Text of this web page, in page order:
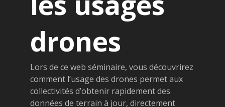
drones
Lors de ce web séminaire, vous découvrirez
comment l’usage des drones permet aux
collectivités d’obtenir rapidement des
données de terrain à jour, directement